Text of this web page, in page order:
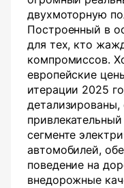
двухмоторную
Построенный в
для тех, кто
компромиссов.
европейские
итерации 2025
детализированы,
сегменте
автомобилей,
поведение на
внедорожные